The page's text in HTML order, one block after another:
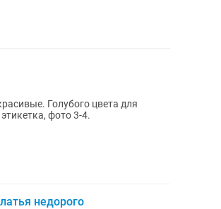
Голубого цвета для
фото 3-4.
недорого